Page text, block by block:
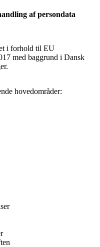
af persondata
i forhold til EU
med baggrund i Dansk
hovedområder: